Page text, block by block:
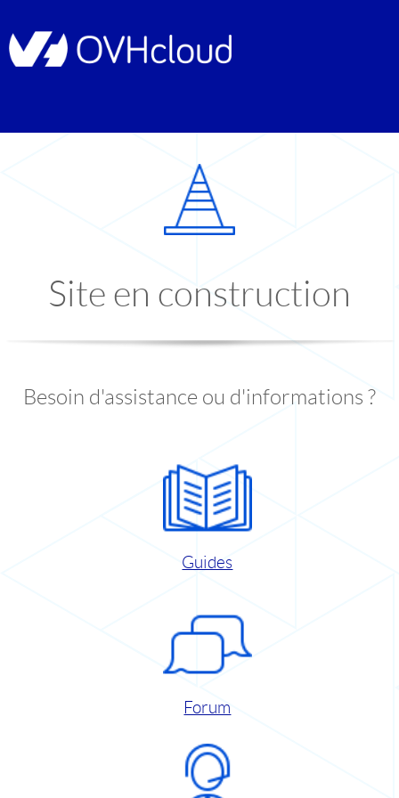
Site en construction
Besoin d'assistance ou d'informations ?
Guides
Forum